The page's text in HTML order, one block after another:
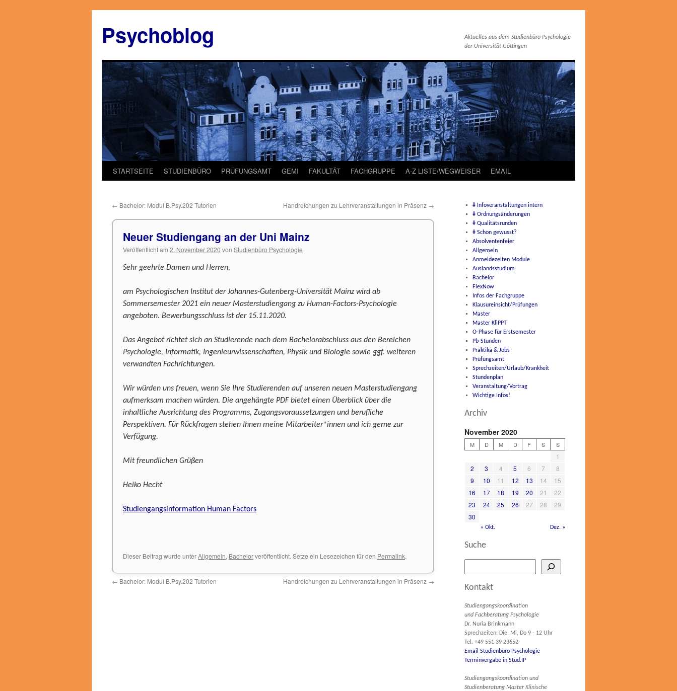
springen
Psychoblog
Aktuelles aus dem Studienbüro Psychologie
der Universität Göttingen
STARTSEITE STUDIENBÜRO PRÜFUNGSAMT GEMI FAKULTÄT FACHGRUPPE A-Z LISTE/WEGWEISER EMAIL
← Bachelor: Modul B.Psy.202 Tutorien Handreichungen zu Lehrveranstaltungen in Präsenz →
Neuer Studiengang an der Uni Mainz
Veröffentlicht am 2. November 2020 von Studienbüro Psychologie
Sehr geehrte Damen und Herren,
am Psychologischen Institut der Johannes-Gutenberg-Universität Mainz wird ab
Sommersemester 2021 ein neuer Masterstudiengang zu Human-Factors-Psychologie
angeboten. Bewerbungsschluss ist der 15.11.2020.
Das Angebot richtet sich an Studierende nach dem Bachelorabschluss aus den Bereichen
Psychologie, Informatik, Ingenieurwissenschaften, Physik und Biologie sowie ggf. weiteren
verwandten Fachrichtungen.
Wir würden uns freuen, wenn Sie Ihre Studierenden auf unseren neuen Masterstudiengang
aufmerksam machen würden. Die angehängte PDF bietet einen Überblick über die
inhaltliche Ausrichtung des Programms, Zugangsvoraussetzungen und berufliche
Perspektiven. Für Rückfragen stehen Ihnen meine Mitarbeiter*innen und ich gerne zur
Verfügung.
Mit freundlichen Grüßen
Heiko Hecht
Studiengangsinformation Human Factors
Dieser Beitrag wurde unterAllgemein, Bachelorveröffentlicht. Setze ein Lesezeichen für den Permalink.
← Bachelor: Modul B.Psy.202 Tutorien Handreichungen zu Lehrveranstaltungen in Präsenz →
# Infoveranstaltungen intern
# Ordnungsänderungen
# Qualitätsrunden
# Schon gewusst?
Absolventenfeier
Allgemein
Anmeldezeiten Module
Auslandsstudium
Bachelor
FlexNow
Infos der Fachgruppe
Klausureinsicht/Prüfungen
Master
Master KliPPT
O-Phase für Erstsemester
Pb-Stunden
Praktika & Jobs
Prüfungsamt
Sprechzeiten/Urlaub/Krankheit
Stundenplan
Veranstaltung/Vortrag
Wichtige Infos!
Archiv
November 2020
M D M D F S S
1
2
3 4 5 6 7
8
9
10 11 12 13 14
15
16
17 18 19 20 21
22
23
24 25 26 27 28
29
30
« Okt. Dez. »
Suche
Kontakt
Studiengangskoordination
und Fachberatung Psychologie
Dr. Nuria Brinkmann
Sprechzeiten: Die, Mi, Do 9 - 12 Uhr
Tel. +49 551 39 23652
Email Studienbüro Psychologie
Terminvergabe in Stud.IP
Studiengangskoordination und
Studienberatung Master Klinische